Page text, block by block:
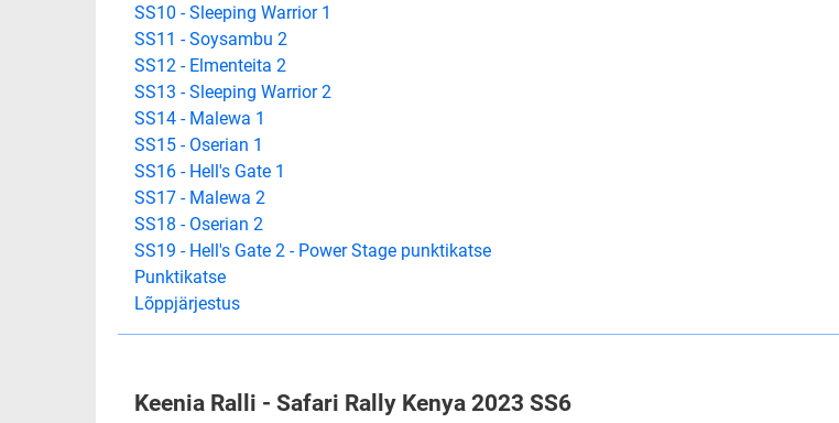
SS10 - Sleeping Warrior 1
SS11 - Soysambu 2
SS12 - Elmenteita 2
SS13 - Sleeping Warrior 2
SS14 - Malewa 1
SS15 - Oserian 1
SS16 - Hell's Gate 1
SS17 - Malewa 2
SS18 - Oserian 2
SS19 - Hell's Gate 2 - Power Stage punktikatse
Punktikatse
Lõppjärjestus
Keenia Ralli - Safari Rally Kenya 2023 SS6